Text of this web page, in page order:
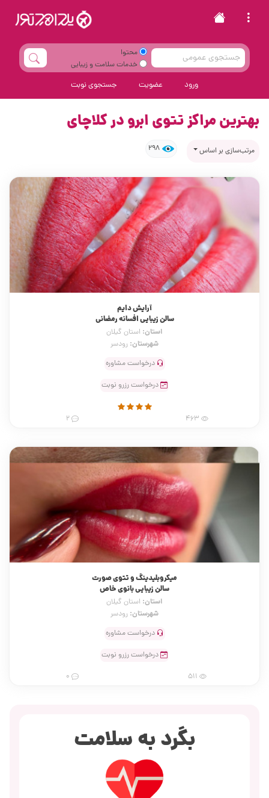
محتوا
خدمات سلامت و زیبایی
ورود عضویت جستجوی نوبت
بهترین مراکز تتوی ابرو در کلاچای
مرتب‌سازی بر اساس 298
آرایش دایم
سالن زیبایی افسانه رمضانی
استان: استان گیلان
شهرستان: رودسر
درخواست مشاوره
درخواست رزرو نوبت
2
میکروبلیدینگ و تتوی صورت
سالن زیبایی بانوی خاص
استان: استان گیلان
شهرستان: رودسر
درخواست مشاوره
درخواست رزرو نوبت
بگرد به سلامت